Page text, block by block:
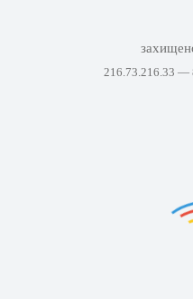
216.73.216.33 —